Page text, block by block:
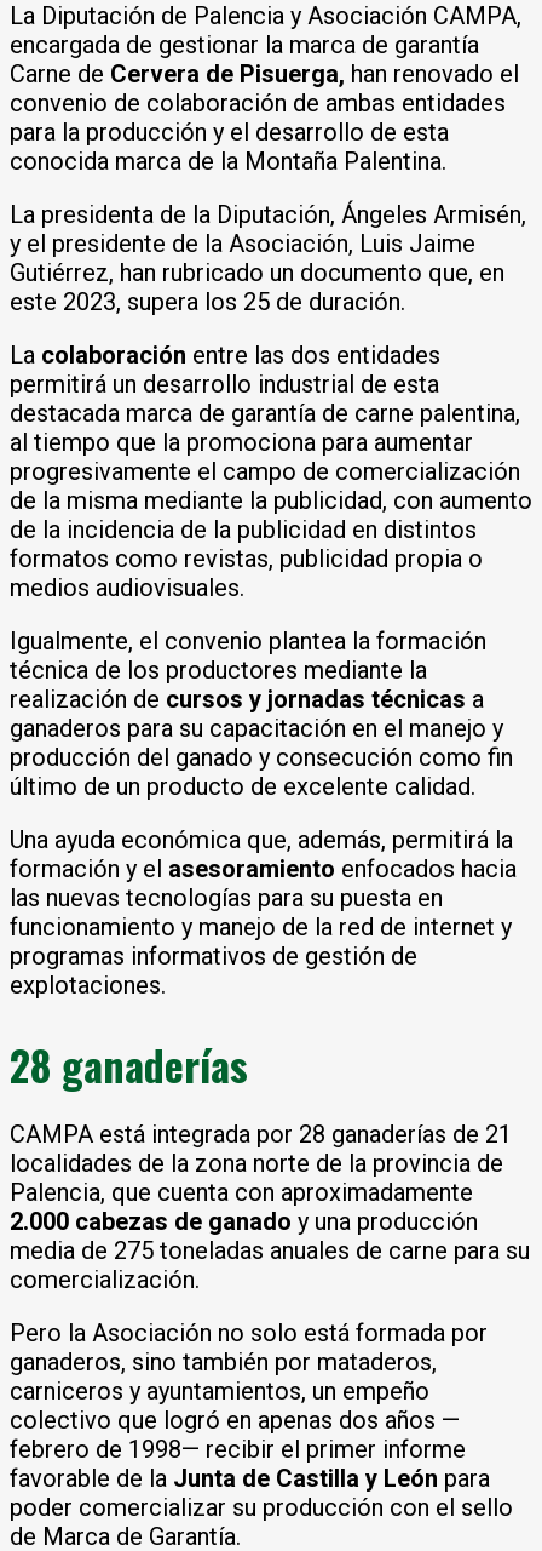
La Diputación de Palencia y Asociación CAMPA,
encargada de gestionar la marca de garantía
Carne de Cervera de Pisuerga, han renovado el
convenio de colaboración de ambas entidades
para la producción y el desarrollo de esta
conocida marca de la Montaña Palentina.
La presidenta de la Diputación, Ángeles Armisén,
y el presidente de la Asociación, Luis Jaime
Gutiérrez, han rubricado un documento que, en
este 2023, supera los 25 de duración.
La colaboración entre las dos entidades
permitirá un desarrollo industrial de esta
destacada marca de garantía de carne palentina,
al tiempo que la promociona para aumentar
progresivamente el campo de comercialización
de la misma mediante la publicidad, con aumento
de la incidencia de la publicidad en distintos
formatos como revistas, publicidad propia o
medios audiovisuales.
Igualmente, el convenio plantea la formación
técnica de los productores mediante la
realización de cursos y jornadas técnicas a
ganaderos para su capacitación en el manejo y
producción del ganado y consecución como fin
último de un producto de excelente calidad.
Una ayuda económica que, además, permitirá la
formación y el asesoramiento enfocados hacia
las nuevas tecnologías para su puesta en
funcionamiento y manejo de la red de internet y
programas informativos de gestión de
explotaciones.
28 ganaderías
CAMPA está integrada por 28 ganaderías de 21
localidades de la zona norte de la provincia de
Palencia, que cuenta con aproximadamente
2.000 cabezas de ganado y una producción
media de 275 toneladas anuales de carne para su
comercialización.
Pero la Asociación no solo está formada por
ganaderos, sino también por mataderos,
carniceros y ayuntamientos, un empeño
colectivo que logró en apenas dos años —
febrero de 1998— recibir el primer informe
favorable de la Junta de Castilla y León para
poder comercializar su producción con el sello
de Marca de Garantía.